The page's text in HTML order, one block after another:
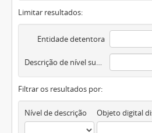
Limitar resultados:
Entidade detentora
Descrição de nível superior
Filtrar os resultados por:
Nível de descrição